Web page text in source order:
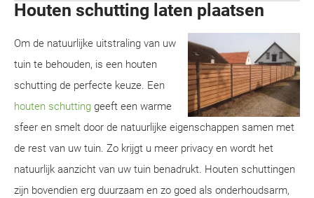
Houten schutting laten plaatsen
Om de natuurlijke uitstraling van uw
tuin te behouden, is een houten
schutting de perfecte keuze. Een
houten schutting geeft een warme
sfeer en smelt door de natuurlijke eigenschappen samen met
de rest van uw tuin. Zo krijgt u meer privacy en wordt het
natuurlijk aanzicht van uw tuin benadrukt. Houten schuttingen
zijn bovendien erg duurzaam en zo goed als onderhoudsarm,